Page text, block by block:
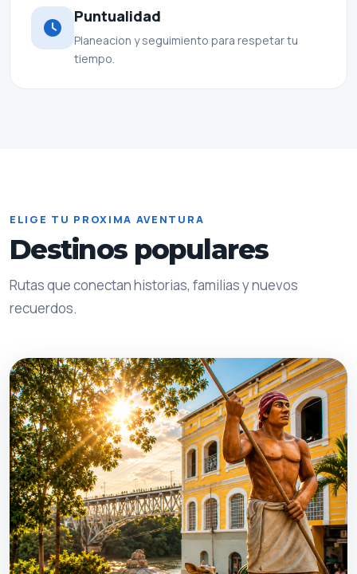
Puntualidad
Planeacion y seguimiento para respetar tu
tiempo.
ELIGE TU PROXIMA AVENTURA
Destinos populares
Rutas que conectan historias, familias y nuevos
recuerdos.